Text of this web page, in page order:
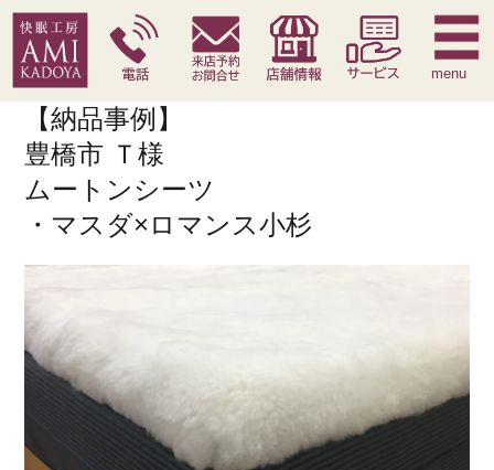
快眠枕 腰痛対策寝具 季節寝具 サービス
menu
【納品事例】
豊橋市 Ｔ様
ムートンシーツ
・マスダ×ロマンス小杉